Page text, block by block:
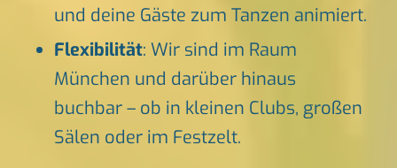
und deine Gäste zum Tanzen animiert.
Flexibilität: Wir sind im Raum
München und darüber hinaus
buchbar – ob in kleinen Clubs, großen
Sälen oder im Festzelt.